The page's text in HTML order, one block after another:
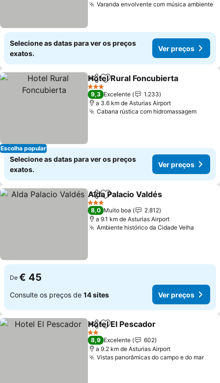
Varanda envolvente com música ambiente
Selecione as datas para ver os preços
exatos.
Ver preços
Escolha popular
PartilharAdicionar aos favoritos
Hotel Rural Foncubierta
3 Estrelas
9,3 Excelente
1.233
a 3.6 km de Asturias Airport
Cabana rústica com hidromassagemVer
Selecione as datas para ver os preços
exatos.
Ver preços
PartilharAdicionar aos favoritos
Alda Palacio Valdés
3 Estrelas
8,0 Muito boa
2.812
a 9.1 km de Asturias Airport
Ambiente histórico da Cidade Velha
De € 45
Consulte os preços de 14 sites Ver preços
PartilharAdicionar aos favoritos
Hotel El Pescador
2 Estrelas
8,9 Excelente
602
a 9.2 km de Asturias Airport
Vistas panorâmicas do campo e do marVer